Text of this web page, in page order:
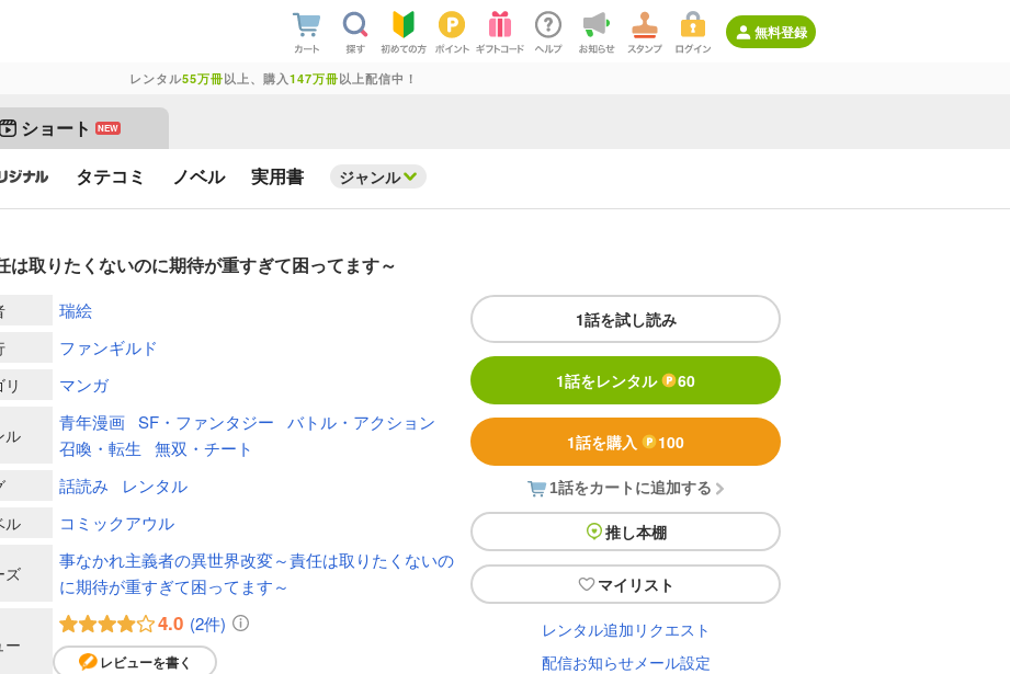
無料登録
レンタル55万冊以上、購入 147万冊以上配信中！
ショート NEW
タテコミ ノベル 実用書 ジャンル
取りたくないのに期待が重すぎて困ってます～
1話を試し読み
1話をレンタル 60
1話を購入 100
1話をカートに追加する
推し本棚
マイリスト
レンタル追加リクエスト
配信お知らせメール設定
瑞絵
ファンギルド
マンガ
ル
青年漫画 SF・ファンタジー
バトル・アクション
召喚・転生
無双・チート
話読み レンタル
ル コミックアウル
ズ
事なかれ主義者の異世界改変～責任は取りたくないの
に期待が重すぎて困ってます～
ー
4.0 (2件)
レビューを書く